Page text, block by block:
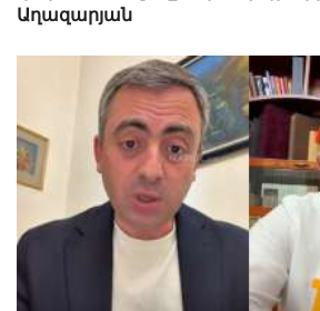
Աղազարյան